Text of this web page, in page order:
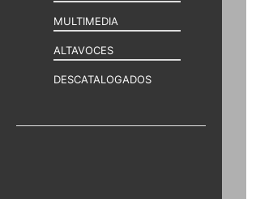
MULTIMEDIA
ALTAVOCES
DESCATALOGADOS